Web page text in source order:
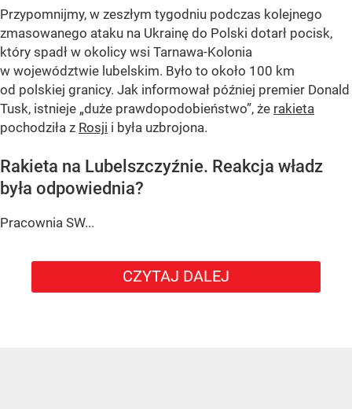
Przypomnijmy, w zeszłym tygodniu podczas kolejnego
zmasowanego ataku na Ukrainę do Polski dotarł pocisk,
który spadł w okolicy wsi Tarnawa-Kolonia
w województwie lubelskim. Było to około 100 km
od polskiej granicy. Jak informował później premier Donald
Tusk, istnieje „duże prawdopodobieństwo”, że rakieta
pochodziła z Rosji i była uzbrojona.
Rakieta na Lubelszczyźnie. Reakcja władz
była odpowiednia?
Pracownia SW...
CZYTAJ DALEJ